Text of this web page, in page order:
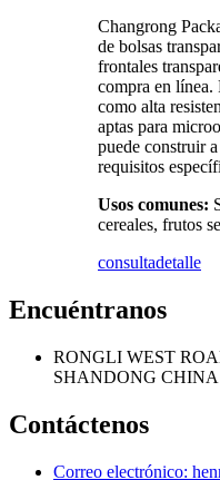
Changrong
de bolsas
frontales
compra en línea.
como alta
aptas para
puede construir
requisitos
Usos comunes:
cereales, frutos
consultadetalle
Encuéntranos
RONGLI WEST
SHANDONG CHINA
Contáctenos
Correo electrónico: